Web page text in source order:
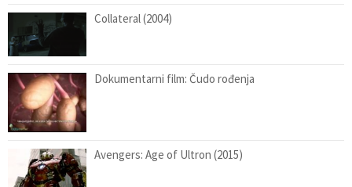
Collateral (2004)
Dokumentarni film: Čudo rođenja
Avengers: Age of Ultron (2015)